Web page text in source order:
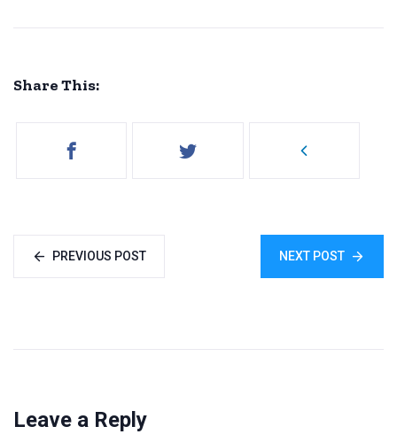
Share This:
PREVIOUS POST NEXT POST
Leave a Reply